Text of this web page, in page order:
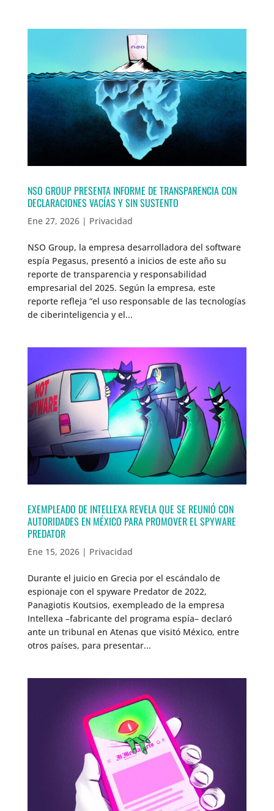
NSO GROUP PRESENTA INFORME DE TRANSPARENCIA CON
DECLARACIONES VACÍAS Y SIN SUSTENTO
Ene 27, 2026| Privacidad
NSO Group, la empresa desarrolladora del software
espía Pegasus, presentó a inicios de este año su
reporte de transparencia y responsabilidad
empresarial del 2025. Según la empresa, este
reporte refleja “el uso responsable de las tecnologías
de ciberinteligencia y el...
EXEMPLEADO DE INTELLEXA REVELA QUE SE REUNIÓ CON
AUTORIDADES EN MÉXICO PARA PROMOVER EL SPYWARE
PREDATOR
Ene 15, 2026| Privacidad
Durante el juicio en Grecia por el escándalo de
espionaje con el spyware Predator de 2022,
Panagiotis Koutsios, exempleado de la empresa
Intellexa –fabricante del programa espía– declaró
ante un tribunal en Atenas que visitó México, entre
otros países, para presentar...